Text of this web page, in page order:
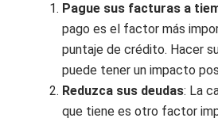
Pague sus facturas a
pago es el factor más
puntaje de crédito. Hacer
puede tener un impacto
Reduzca sus deudas: La
que tiene es otro factor